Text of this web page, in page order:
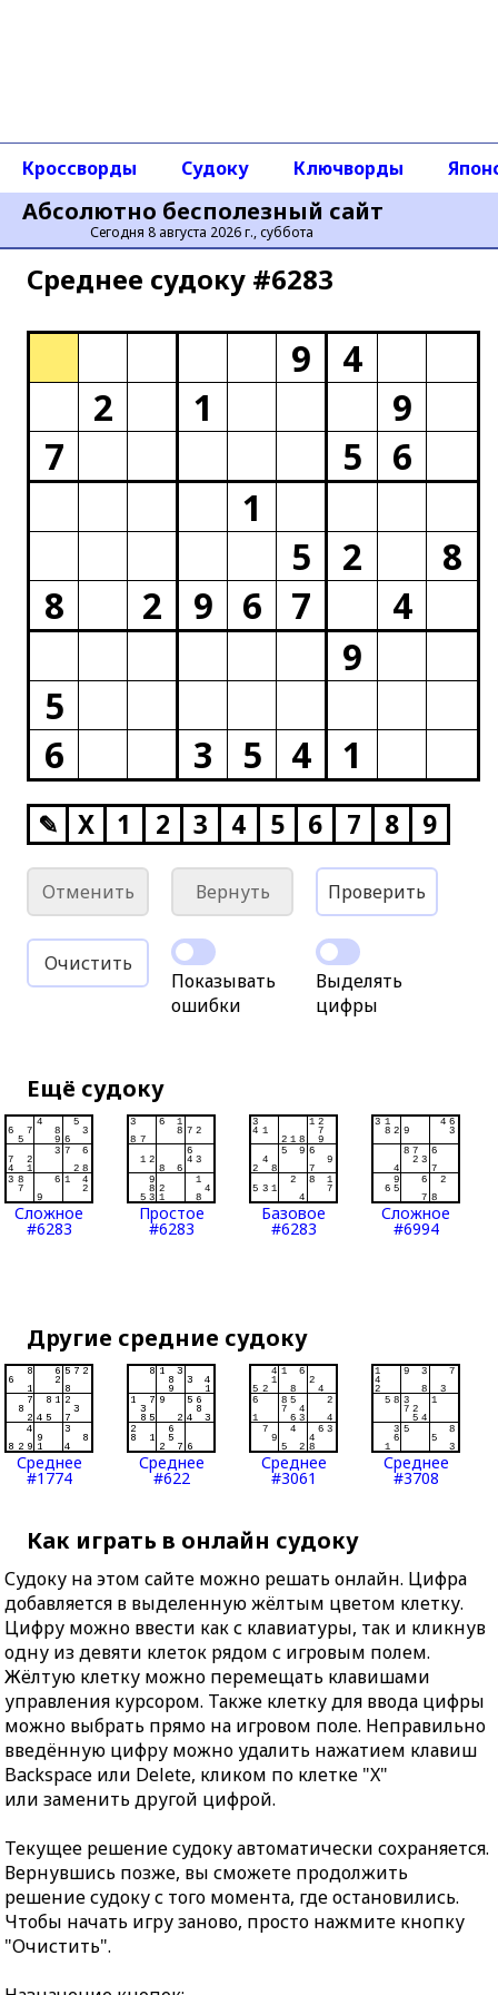
Абсолютно бесполезный сайт
Сегодня 8 августа 2026 г., суббота
Кроссворды Судоку Ключворды
Среднее cудоку #6283
9
4
2
1
9
7
5
6
1
5
2
8
8
2 9 6 7
4
9
5
6
3 5 4 1
✎ X 1 2 3 4 5 6 7 8 9
Отменить Вернуть Проверить
Очистить
Показывать
ошибки
Выделять
цифры
Ещё судоку
Сложное
#6283
Простое
#6283
Базовое
#6283
Сложное
#6994
Другие средние судоку
Среднее
#1774
Среднее
#622
Среднее
#3061
Среднее
#3708
Как играть в онлайн судоку
Судоку на этом сайте можно решать онлайн. Цифра
добавляется в выделенную жёлтым цветом клетку.
Цифру можно ввести как с клавиатуры, так и кликнув
одну из девяти клеток рядом с игровым полем.
Жёлтую клетку можно перемещать клавишами
управления курсором. Также клетку для ввода цифры
можно выбрать прямо на игровом поле. Неправильно
введённую цифру можно удалить нажатием клавиш
Backspace или Delete, кликом по клетке "X"
или заменить другой цифрой.
Текущее решение судоку автоматически сохраняется.
Вернувшись позже, вы сможете продолжить
решение судоку с того момента, где остановились.
Чтобы начать игру заново, просто нажмите кнопку
"Очистить".